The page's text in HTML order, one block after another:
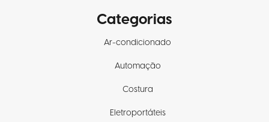
Categorias
Ar-condicionado
Automação
Costura
Eletroportáteis